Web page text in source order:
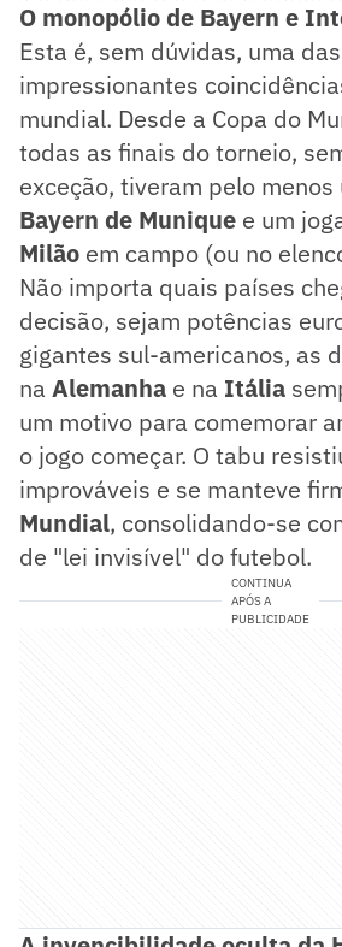
O monopólio de Bayern e
Esta é, sem dúvidas, uma
impressionantes
mundial. Desde a Copa do
todas as finais do torneio,
exceção, tiveram pelo
Bayern de Munique e um
Milão em campo (ou no
Não importa quais países
decisão, sejam potências
gigantes sul-americanos, as
na Alemanha e na Itália
um motivo para comemorar
o jogo começar. O tabu
improváveis e se manteve
Mundial, consolidando-se
de "lei invisível" do futebol.
CONTINUA
APÓS A
PUBLICIDADE